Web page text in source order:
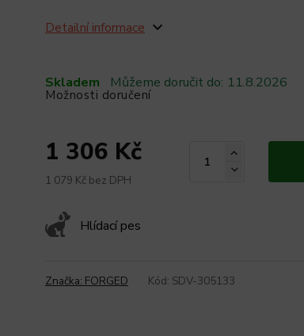
Skladem Můžeme doručit do: 11.8.2026
Možnosti doručení
1 306 Kč
1 079 Kč bez DPH
Hlídací pes
Detailní informace
Značka: FORGED Kód: SDV-305133